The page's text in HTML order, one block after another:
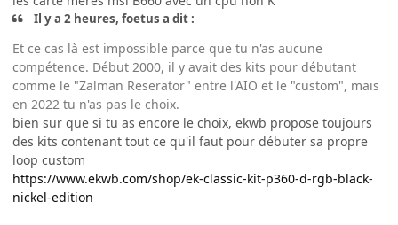
Il y a 2 heures, foetus a dit :
Et ce cas là est impossible parce que tu n'as aucune
compétence. Début 2000, il y avait des kits pour débutant
comme le "Zalman Reserator" entre l'AIO et le "custom", mais
en 2022 tu n'as pas le choix.
bien sur que si tu as encore le choix, ekwb propose toujours
des kits contenant tout ce qu'il faut pour débuter sa propre
loop custom
https://www.ekwb.com/shop/ek-classic-kit-p360-d-rgb-black-
nickel-edition